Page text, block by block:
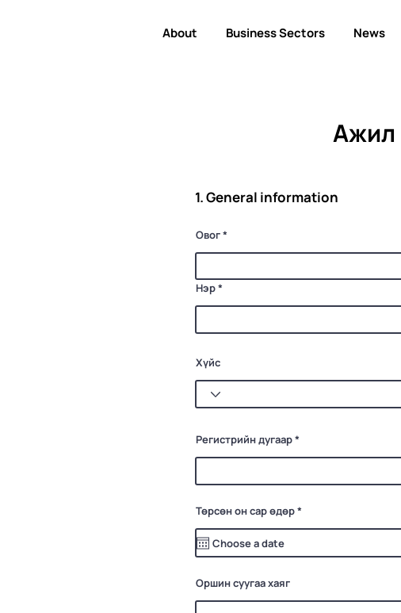
About Business Sectors News
Ажил
1. General information
Овог
Нэр
Хүйс
Регистрийн дугаар
Төрсөн он сар өдөр*
q
r
Оршин суугаа хаяг